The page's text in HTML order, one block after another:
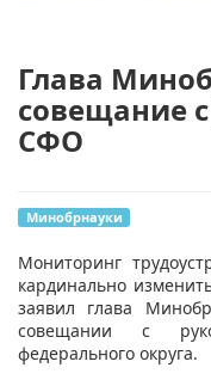
Глава
совещание
СФО
Минобрнауки
​​Мониторинг
кардинально
заявил глава
совещании с
федерального округа.